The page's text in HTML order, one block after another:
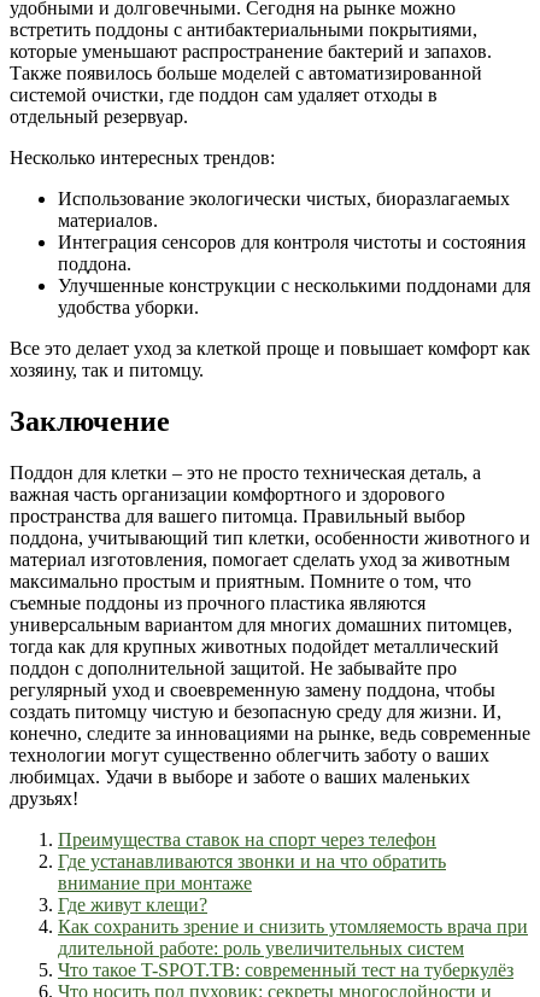
удобными и долговечными. Сегодня на рынке можно
встретить поддоны с антибактериальными покрытиями,
которые уменьшают распространение бактерий и запахов.
Также появилось больше моделей с автоматизированной
системой очистки, где поддон сам удаляет отходы в
отдельный резервуар.
Несколько интересных трендов:
Использование экологически чистых, биоразлагаемых
материалов.
Интеграция сенсоров для контроля чистоты и состояния
поддона.
Улучшенные конструкции с несколькими поддонами для
удобства уборки.
Все это делает уход за клеткой проще и повышает комфорт как
хозяину, так и питомцу.
Заключение
Поддон для клетки – это не просто техническая деталь, а
важная часть организации комфортного и здорового
пространства для вашего питомца. Правильный выбор
поддона, учитывающий тип клетки, особенности животного и
материал изготовления, помогает сделать уход за животным
максимально простым и приятным. Помните о том, что
съемные поддоны из прочного пластика являются
универсальным вариантом для многих домашних питомцев,
тогда как для крупных животных подойдет металлический
поддон с дополнительной защитой. Не забывайте про
регулярный уход и своевременную замену поддона, чтобы
создать питомцу чистую и безопасную среду для жизни. И,
конечно, следите за инновациями на рынке, ведь современные
технологии могут существенно облегчить заботу о ваших
любимцах. Удачи в выборе и заботе о ваших маленьких
друзьях!
Преимущества ставок на спорт через телефон
Где устанавливаются звонки и на что обратить
внимание при монтаже
Где живут клещи?
Как сохранить зрение и снизить утомляемость врача при
длительной работе: роль увеличительных систем
Что такое T-SPOT.TB: современный тест на туберкулёз
Что носить под пуховик: секреты многослойности и